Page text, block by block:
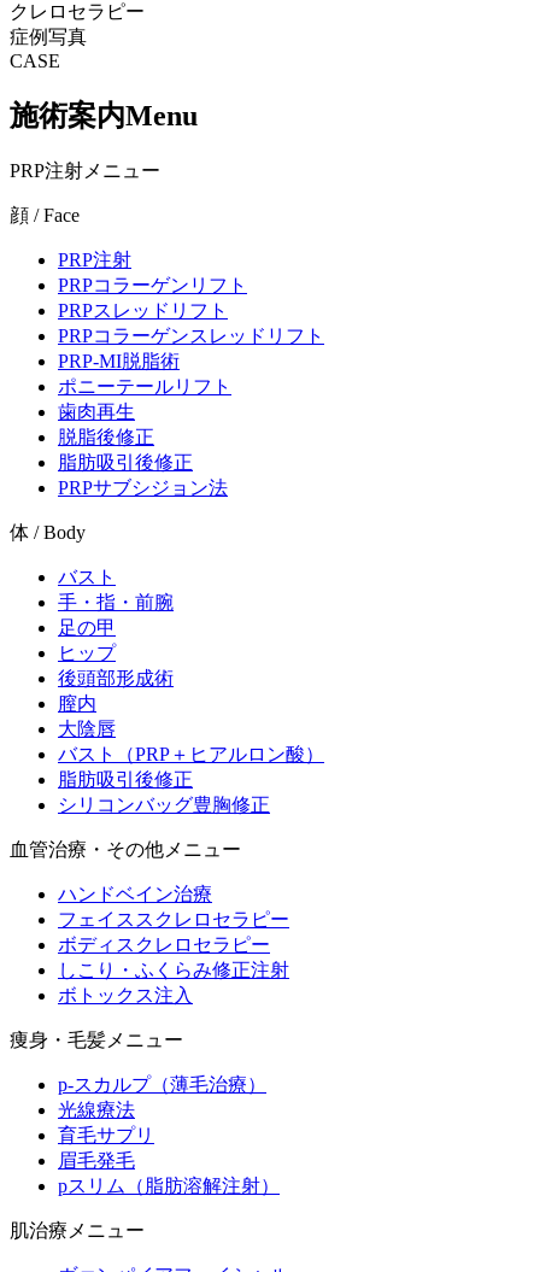
クレロセラピー
症例写真
CASE
施術案内Menu
PRP注射メニュー
顔 / Face
PRP注射
PRPコラーゲンリフト
PRPスレッドリフト
PRPコラーゲンスレッドリフト
PRP-MI脱脂術
ポニーテールリフト
歯肉再生
脱脂後修正
脂肪吸引後修正
PRPサブシジョン法
体 / Body
バスト
手・指・前腕
足の甲
ヒップ
後頭部形成術
膣内
大陰唇
バスト（PRP＋ヒアルロン酸）
脂肪吸引後修正
シリコンバッグ豊胸修正
血管治療・その他メニュー
ハンドベイン治療
フェイススクレロセラピー
ボディスクレロセラピー
しこり・ふくらみ修正注射
ボトックス注入
痩身・毛髪メニュー
p-スカルプ（薄毛治療）
光線療法
育毛サプリ
眉毛発毛
pスリム（脂肪溶解注射）
肌治療メニュー